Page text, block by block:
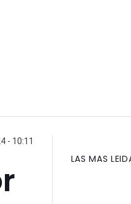
- 10:11
LAS MAS